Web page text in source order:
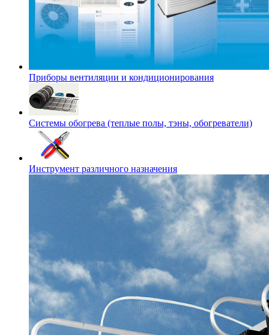
Приборы вентиляции и кондиционирования
Системы обогрева (теплые полы, тэны, обогреватели)
Инструмент различного назначения